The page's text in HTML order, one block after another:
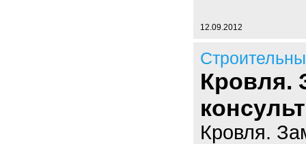
12.09.2012
Кровля.
Кровля.